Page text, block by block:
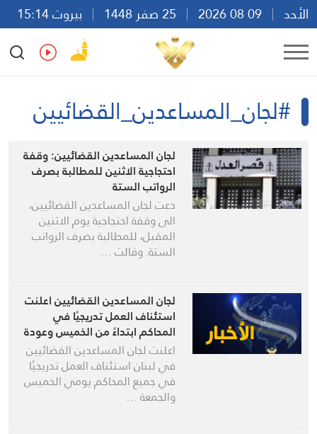
الأحد
بيروت 15:14
Ar
En Fr Es
#لجان_المساعدين_القضائيين
لجان المساعدين القضائيين: وقفة
احتجاجية الاثنين للمطالبة بصرف
الرواتب الستة
دعت لجان المساعدين القضائيين،
الى وقفة احتجاجية يوم الاثنين
المقبل، للمطالبة بصرف الرواتب
الستة. وقالت …
لجان المساعدين القضائيين اعلنت
استئناف العمل تدريجيًا في
المحاكم ابتداءً من الخميس وعودة
طبيعية الثلاثاء
اعلنت لجان المساعدين القضائيين
في لبنان استئناف العمل تدريجيًا
في جميع المحاكم يومي الخميس
والجمعة …